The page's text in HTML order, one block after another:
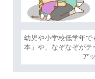
幼児や小学校低学年
本」や、なぞなぞがテ
ア